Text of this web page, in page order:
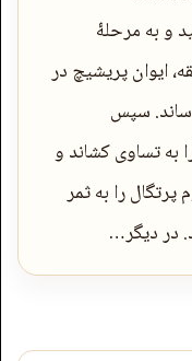
رسید و به مرحلۀ
ایوان پریشیچ در
رساند. سپس
در دقیقۀ ۶۸ بازی را به تساوی کشاند و
دقیقۀ ۴+۹۰ گل دوم پرتگال را به ثمر
در دیگر…